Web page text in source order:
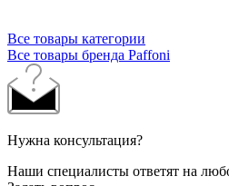
Все товары категории
Все товары бренда Paffoni
Нужна консультация?
Наши специалисты ответят на